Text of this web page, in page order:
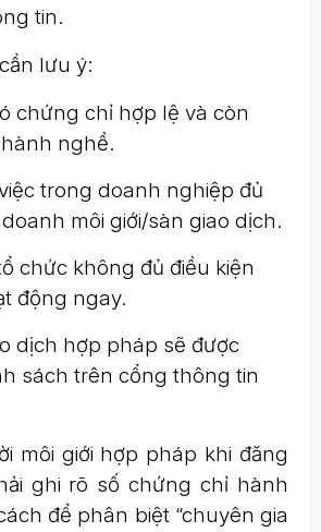
tin.
lưu ý:
chứng chỉ hợp lệ và còn
nghề.
trong doanh nghiệp đủ
môi giới/sàn giao dịch.
chức không đủ điều kiện
động ngay.
dịch hợp pháp sẽ được
sách trên cổng thông tin
môi giới hợp pháp khi đăng
ghi rõ số chứng chỉ hành
để phân biệt “chuyên gia